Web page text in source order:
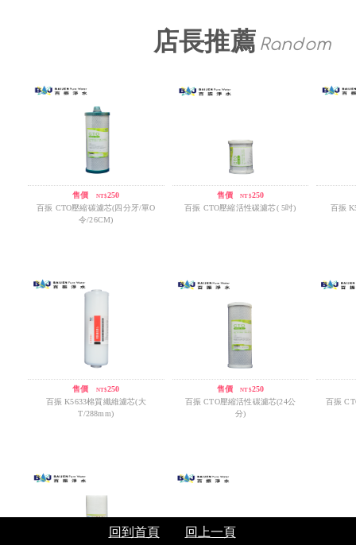
店長推薦 Random
售價 NT$250
百振 CTO壓縮碳濾芯(四分牙/單O
令/26CM)
售價/NT$250
百振 CTO壓縮活性碳濾芯( 5吋)
百振
售價 NT$250
百振 K5633棉質纖維濾芯(大
T/288mm)
售價/NT$250
百振 CTO壓縮活性碳濾芯(24公
分)
百振
回到首頁 回上一頁